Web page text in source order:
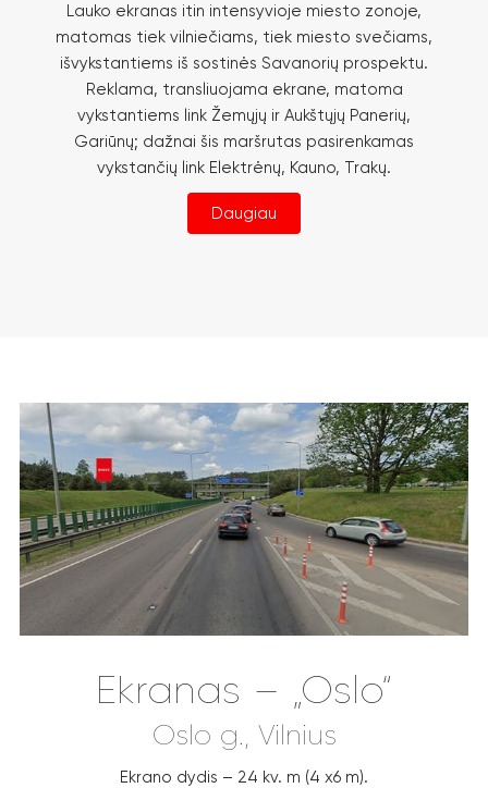
Lauko ekranas itin intensyvioje miesto zonoje,
matomas tiek vilniečiams, tiek miesto svečiams,
išvykstantiems iš sostinės Savanorių prospektu.
Reklama, transliuojama ekrane, matoma
vykstantiems link Žemųjų ir Aukštųjų Panerių,
Gariūnų; dažnai šis maršrutas pasirenkamas
vykstančių link Elektrėnų, Kauno, Trakų.
Daugiau
Ekranas – „Oslo“
Oslo g., Vilnius
Ekrano dydis – 24 kv. m (4 x6 m).